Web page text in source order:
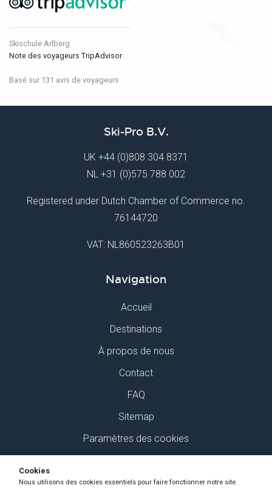
Skischule Arlberg
Note des voyageurs TripAdvisor
Basé sur 131 avis de voyageurs
Ski-Pro B.V.
UK +44 (0)808 304 8371
NL +31 (0)575 788 002
Registered under Dutch Chamber of Commerce no.
76144720
VAT: NL860523263B01
Navigation
Accueil
Destinations
À propos de nous
Contact
FAQ
Sitemap
Paramètres des cookies
Retrouvez-nous sur Social Media
Cookies
Nous utilisons des cookies essentiels pour faire fonctionner notre site.